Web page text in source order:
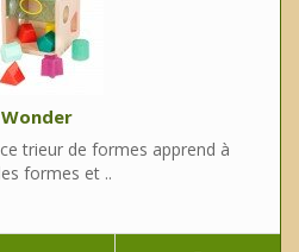
trieur de formes apprend à
formes et ..